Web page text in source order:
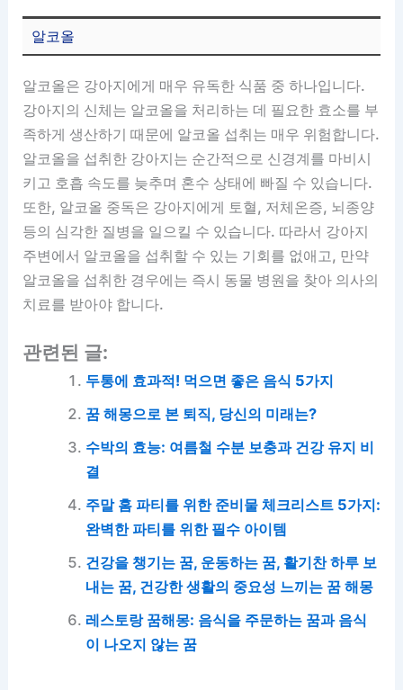
알코올
알코올은 강아지에게 매우 유독한 식품 중 하나입니다.
강아지의 신체는 알코올을 처리하는 데 필요한 효소를 부
족하게 생산하기 때문에 알코올 섭취는 매우 위험합니다.
알코올을 섭취한 강아지는 순간적으로 신경계를 마비시
키고 호흡 속도를 늦추며 혼수 상태에 빠질 수 있습니다.
또한, 알코올 중독은 강아지에게 토혈, 저체온증, 뇌종양
등의 심각한 질병을 일으킬 수 있습니다. 따라서 강아지
주변에서 알코올을 섭취할 수 있는 기회를 없애고, 만약
알코올을 섭취한 경우에는 즉시 동물 병원을 찾아 의사의
치료를 받아야 합니다.
관련된 글:
두통에 효과적! 먹으면 좋은 음식 5가지
꿈 해몽으로 본 퇴직, 당신의 미래는?
수박의 효능: 여름철 수분 보충과 건강 유지 비
결
주말 홈 파티를 위한 준비물 체크리스트 5가지:
완벽한 파티를 위한 필수 아이템
건강을 챙기는 꿈, 운동하는 꿈, 활기찬 하루 보
내는 꿈, 건강한 생활의 중요성 느끼는 꿈 해몽
레스토랑 꿈해몽: 음식을 주문하는 꿈과 음식
이 나오지 않는 꿈